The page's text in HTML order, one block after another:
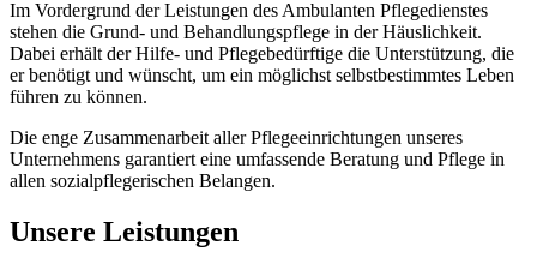
Im Vordergrund der Leistungen des Ambulanten Pflegedienstes
stehen die Grund- und Behandlungspflege in der Häuslichkeit.
Dabei erhält der Hilfe- und Pflegebedürftige die Unterstützung, die
er benötigt und wünscht, um ein möglichst selbstbestimmtes Leben
führen zu können.
Die enge Zusammenarbeit aller Pflegeeinrichtungen unseres
Unternehmens garantiert eine umfassende Beratung und Pflege in
allen sozialpflegerischen Belangen.
Unsere Leistungen